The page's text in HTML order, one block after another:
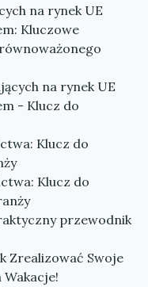
na rynek UE
Kluczowe
na rynek UE
- Klucz do
Klucz do
Klucz do
przewodnik
Zrealizować Swoje